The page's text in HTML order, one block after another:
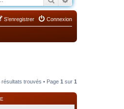
Connexion
S’enregistrer
résultats trouvés • Page 1 sur 1